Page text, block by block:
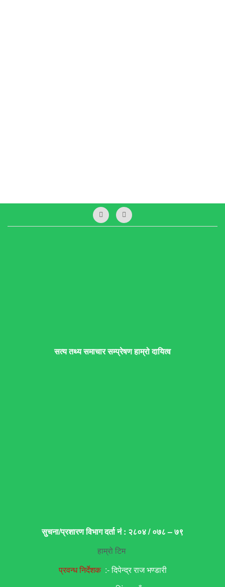
सत्य तथ्य समाचार सम्प्रेषण हाम्रो दायित्व
सुचना/प्रशारण विभाग दर्ता नं : २८०४ / ०७८ – ७९
हाम्रो टिम
प्रवन्ध निर्देशक:- दिपेन्द्र राज भण्डारी